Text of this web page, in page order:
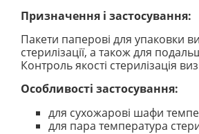
Призначення і застосування:
Пакети паперові для упаковки
стерилізації, а також для
Контроль якості стерилізація
Особливості застосування:
для сухожарові шафи
для пара температура